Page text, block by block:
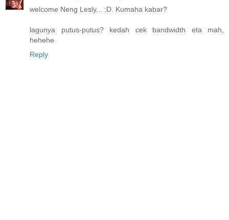
welcome Neng Lesly... :D. Kumaha kabar?
lagunya putus-putus? kedah cek bandwidth eta mah,
hehehe
Reply